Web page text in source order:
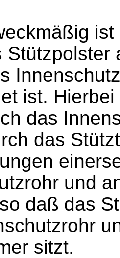
Stützpolster
ist.
das
das
und
daß das
sitzt.